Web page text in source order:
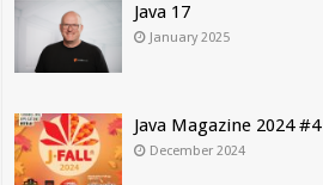
Java 17
January 2025
Java Magazine 2024 #4
December 2024